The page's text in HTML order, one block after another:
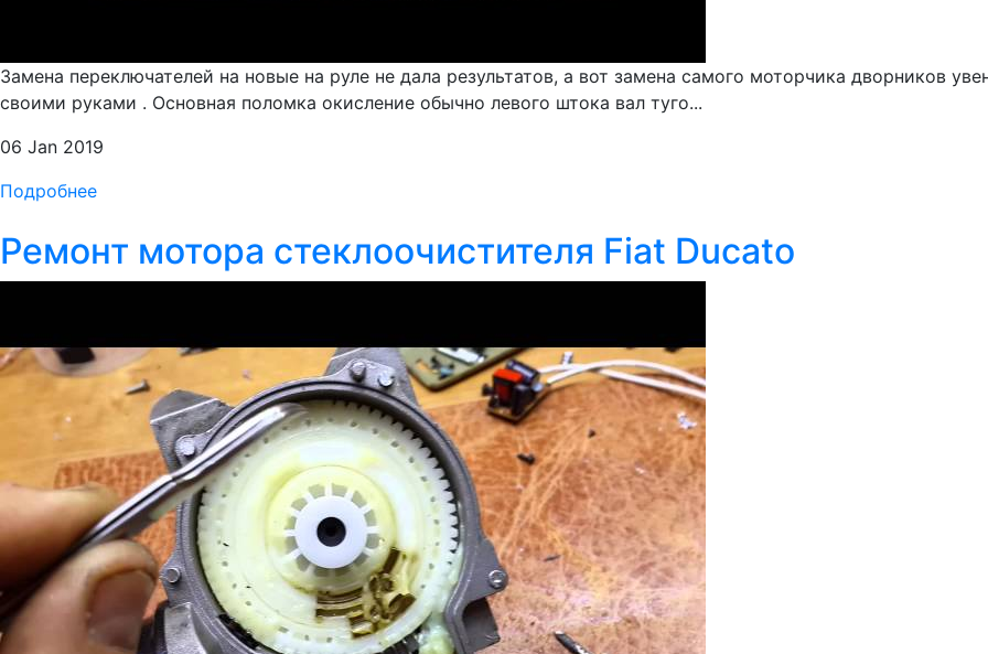
Замена переключателей на новые на руле не дала результатов, а вот замена самого моторчика дворников
своими руками . Основная поломка окисление обычно левого штока вал туго...
06 Jan 2019
Подробнее
Ремонт мотора стеклоочистителя Fiat Ducato